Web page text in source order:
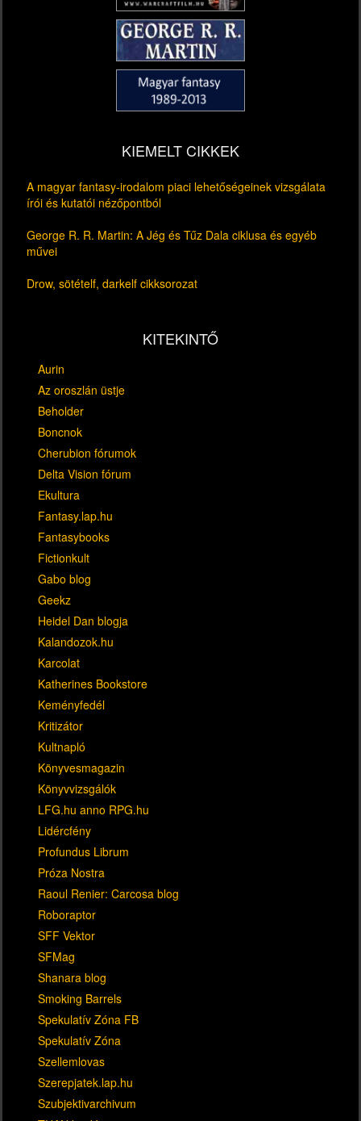
KIEMELT CIKKEK
A magyar fantasy-irodalom piaci lehetőségeinek vizsgálata
írói és kutatói nézőpontból
George R. R. Martin: A Jég és Tűz Dala ciklusa és egyéb
művei
Drow, sötételf, darkelf cikksorozat
KITEKINTŐ
Aurin
Az oroszlán üstje
Beholder
Boncnok
Cherubion fórumok
Delta Vision fórum
Ekultura
Fantasy.lap.hu
Fantasybooks
Fictionkult
Gabo blog
Geekz
Heidel Dan blogja
Kalandozok.hu
Karcolat
Katherines Bookstore
Keményfedél
Kritizátor
Kultnapló
Könyvesmagazin
Könyvvizsgálók
LFG.hu anno RPG.hu
Lidércfény
Profundus Librum
Próza Nostra
Raoul Renier: Carcosa blog
Roboraptor
SFF Vektor
SFMag
Shanara blog
Smoking Barrels
Spekulatív Zóna FB
Spekulatív Zóna
Szellemlovas
Szerepjatek.lap.hu
Szubjektivarchivum